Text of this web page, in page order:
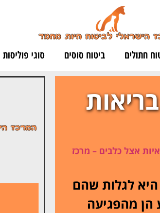
חתולים ביטוח סוסים סוגי פוליסות
אצל כלבים – מרכז
לגלות שהם
הן מהפגיעה